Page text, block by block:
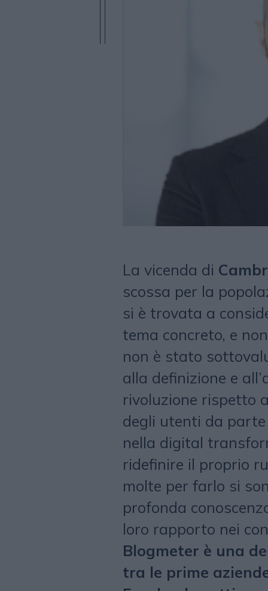
La vicenda di
scossa per la
si è trovata a
tema concreto, e
non è stato
alla definizione e
rivoluzione rispetto
degli utenti da parte
nella digital
ridefinire il proprio
molte per farlo si
profonda
loro rapporto nei
Blogmeter è una
tra le prime